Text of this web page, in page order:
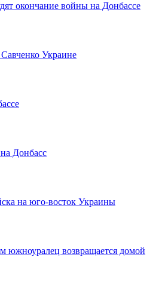
окончание войны на Донбассе
Украине
Донбасс
на юго-восток Украины
южноуралец возвращается домой